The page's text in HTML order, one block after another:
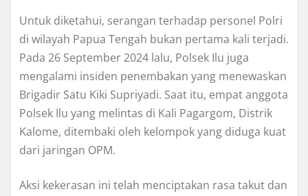
Untuk diketahui, serangan terhadap personel Polri
di wilayah Papua Tengah bukan pertama kali terjadi.
Pada 26 September 2024 lalu, Polsek Ilu juga
mengalami insiden penembakan yang menewaskan
Brigadir Satu Kiki Supriyadi. Saat itu, empat anggota
Polsek Ilu yang melintas di Kali Pagargom, Distrik
Kalome, ditembaki oleh kelompok yang diduga kuat
dari jaringan OPM.
Aksi kekerasan ini telah menciptakan rasa takut dan